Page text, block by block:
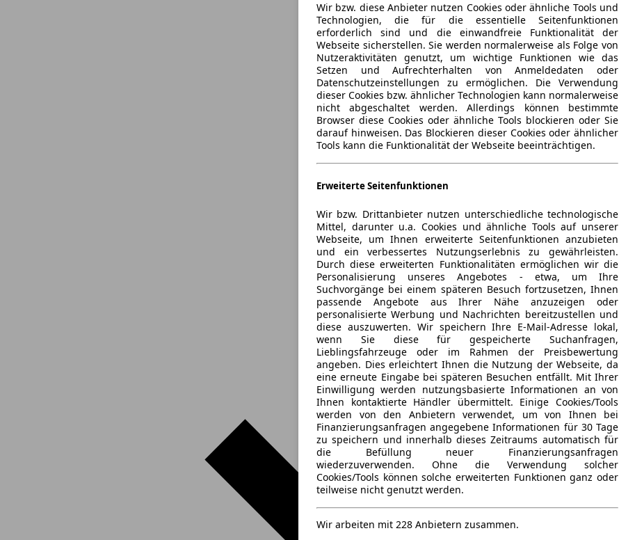
Wir bzw. diese Anbieter nutzen Cookies oder ähnliche Tools und
Technologien, die für die essentielle Seitenfunktionen
erforderlich sind und die einwandfreie Funktionalität der
Webseite sicherstellen. Sie werden normalerweise als Folge von
Nutzeraktivitäten genutzt, um wichtige Funktionen wie das
Setzen und Aufrechterhalten von Anmeldedaten oder
Datenschutzeinstellungen zu ermöglichen. Die Verwendung
dieser Cookies bzw. ähnlicher Technologien kann normalerweise
nicht abgeschaltet werden. Allerdings können bestimmte
Browser diese Cookies oder ähnliche Tools blockieren oder Sie
darauf hinweisen. Das Blockieren dieser Cookies oder ähnlicher
Tools kann die Funktionalität der Webseite beeinträchtigen.
Erweiterte Seitenfunktionen
Wir bzw. Drittanbieter nutzen unterschiedliche technologische
Mittel, darunter u.a. Cookies und ähnliche Tools auf unserer
Webseite, um Ihnen erweiterte Seitenfunktionen anzubieten
und ein verbessertes Nutzungserlebnis zu gewährleisten.
Durch diese erweiterten Funktionalitäten ermöglichen wir die
Personalisierung unseres Angebotes - etwa, um Ihre
Suchvorgänge bei einem späteren Besuch fortzusetzen, Ihnen
passende Angebote aus Ihrer Nähe anzuzeigen oder
personalisierte Werbung und Nachrichten bereitzustellen und
diese auszuwerten. Wir speichern Ihre E-Mail-Adresse lokal,
wenn Sie diese für gespeicherte Suchanfragen,
Lieblingsfahrzeuge oder im Rahmen der Preisbewertung
angeben. Dies erleichtert Ihnen die Nutzung der Webseite, da
eine erneute Eingabe bei späteren Besuchen entfällt. Mit Ihrer
Einwilligung werden nutzungsbasierte Informationen an von
Ihnen kontaktierte Händler übermittelt. Einige Cookies/Tools
werden von den Anbietern verwendet, um von Ihnen bei
Finanzierungsanfragen angegebene Informationen für 30 Tage
zu speichern und innerhalb dieses Zeitraums automatisch für
die Befüllung neuer Finanzierungsanfragen
wiederzuverwenden. Ohne die Verwendung solcher
Cookies/Tools können solche erweiterten Funktionen ganz oder
teilweise nicht genutzt werden.
Wir arbeiten mit 228 Anbietern zusammen.